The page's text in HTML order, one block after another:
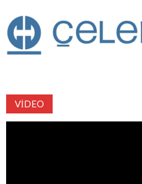
VIDEO